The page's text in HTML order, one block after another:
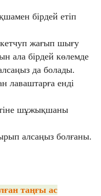
бірдей етіп
жағып шығу
ала бірдей көлемде
да болады.
лаваштарға енді
шұжықшаны
алсаңыз болғаны.
таңғы ас